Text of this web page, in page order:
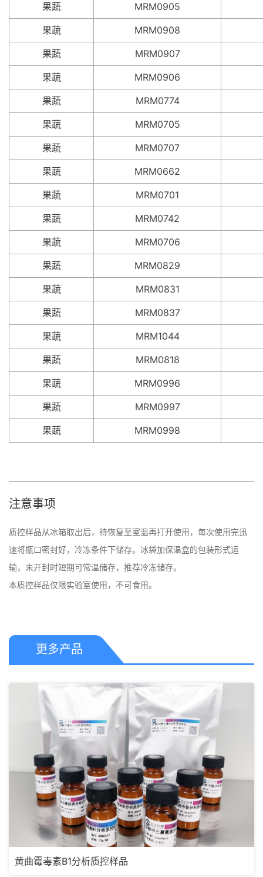
果蔬
MRM0905
果蔬
MRM0908
果蔬
MRM0907
果蔬
MRM0906
果蔬
MRM0774
果蔬
MRM0705
果蔬
MRM0707
果蔬
MRM0662
果蔬
MRM0701
果蔬
MRM0742
果蔬
MRM0706
果蔬
MRM0829
果蔬
MRM0831
果蔬
MRM0837
果蔬
MRM1044
果蔬
MRM0818
果蔬
MRM0996
果蔬
MRM0997
果蔬
MRM0998
注意事项
质控样品从冰箱取出后，待恢复至室温再打开使用，每次使用完迅
速将瓶口密封好，冷冻条件下储存。冰袋加保温盒的包装形式运
输，未开封时短期可常温储存，推荐冷冻储存。
本质控样品仅限实验室使用，不可食用。
更多产品
黄曲霉毒素B1分析质控样品